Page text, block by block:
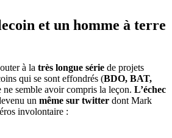
et un homme à terre
à la très longue série de projets
qui se sont effondrés (BDO, BAT,
semble avoir compris la leçon. L’échec
un même sur twitter dont Mark
involontaire :